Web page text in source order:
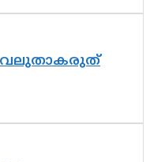
വലുതാകരുത്